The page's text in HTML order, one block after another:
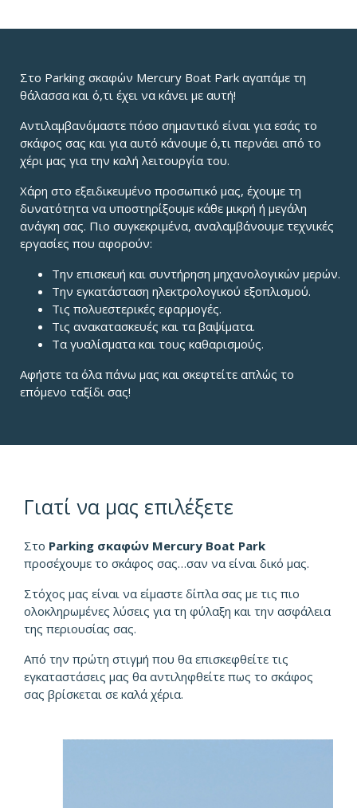
Στο Parking σκαφών Mercury Boat Park αγαπάμε τη
θάλασσα και ό,τι έχει να κάνει με αυτή!
Αντιλαμβανόμαστε πόσο σημαντικό είναι για εσάς το
σκάφος σας και για αυτό κάνουμε ό,τι περνάει από το
χέρι μας για την καλή λειτουργία του.
Χάρη στο εξειδικευμένο προσωπικό μας, έχουμε τη
δυνατότητα να υποστηρίξουμε κάθε μικρή ή μεγάλη
ανάγκη σας. Πιο συγκεκριμένα, αναλαμβάνουμε τεχνικές
εργασίες που αφορούν:
Την επισκευή και συντήρηση μηχανολογικών μερών.
Την εγκατάσταση ηλεκτρολογικού εξοπλισμού.
Τις πολυεστερικές εφαρμογές.
Τις ανακατασκευές και τα βαψίματα.
Τα γυαλίσματα και τους καθαρισμούς.
Αφήστε τα όλα πάνω μας και σκεφτείτε απλώς το
επόμενο ταξίδι σας!
Γιατί να μας επιλέξετε
Στο Parking σκαφών Mercury Boat Park
προσέχουμε το σκάφος σας…σαν να είναι δικό μας.
Στόχος μας είναι να είμαστε δίπλα σας με τις πιο
ολοκληρωμένες λύσεις για τη φύλαξη και την ασφάλεια
της περιουσίας σας.
Από την πρώτη στιγμή που θα επισκεφθείτε τις
εγκαταστάσεις μας θα αντιληφθείτε πως το σκάφος
σας βρίσκεται σε καλά χέρια.